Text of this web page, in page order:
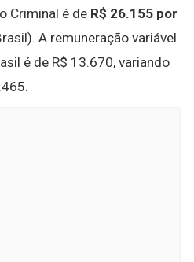
Criminal é de R$ 26.155 por
A remuneração variável
é de R$ 13.670, variando